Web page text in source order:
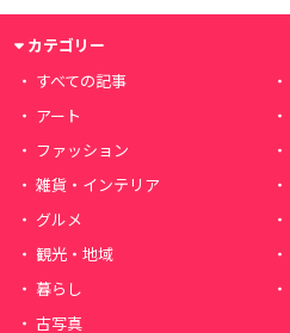
カテゴリー
すべての記事
アート
ファッション
雑貨・インテリア
グルメ
観光・地域
暮らし
古写真